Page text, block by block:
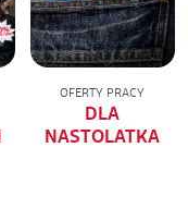
OFERTY PRACY
DLA
NASTOLATKA